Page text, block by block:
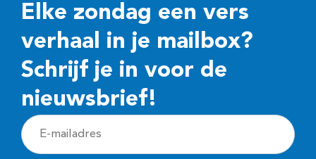
Elke zondag een vers
verhaal in je mailbox?
Schrijf je in voor de
nieuwsbrief!
E
-